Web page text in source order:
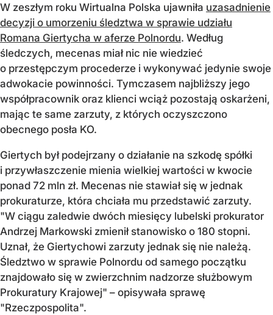
W zeszłym roku Wirtualna Polska ujawniła uzasadnienie
decyzji o umorzeniu śledztwa w sprawie udziału
Romana Giertycha w aferze Polnordu. Według
śledczych, mecenas miał nic nie wiedzieć
o przestępczym procederze i wykonywać jedynie swoje
adwokacie powinności. Tymczasem najbliższy jego
współpracownik oraz klienci wciąż pozostają oskarżeni,
mając te same zarzuty, z których oczyszczono
obecnego posła KO.
Giertych był podejrzany o działanie na szkodę spółki
i przywłaszczenie mienia wielkiej wartości w kwocie
ponad 72 mln zł. Mecenas nie stawiał się w jednak
prokuraturze, która chciała mu przedstawić zarzuty.
"W ciągu zaledwie dwóch miesięcy lubelski prokurator
Andrzej Markowski zmienił stanowisko o 180 stopni.
Uznał, że Giertychowi zarzuty jednak się nie należą.
Śledztwo w sprawie Polnordu od samego początku
znajdowało się w zwierzchnim nadzorze służbowym
Prokuratury Krajowej" – opisywała sprawę
"Rzeczpospolita".